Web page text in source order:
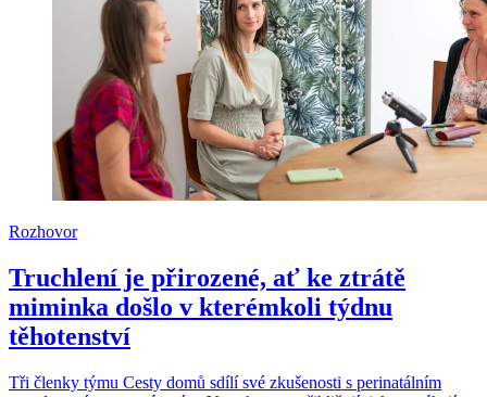
Rozhovor
Truchlení je přirozené, ať ke ztrátě
miminka došlo v kterémkoli týdnu
těhotenství
Tři členky týmu Cesty domů sdílí své zkušenosti s perinatálním